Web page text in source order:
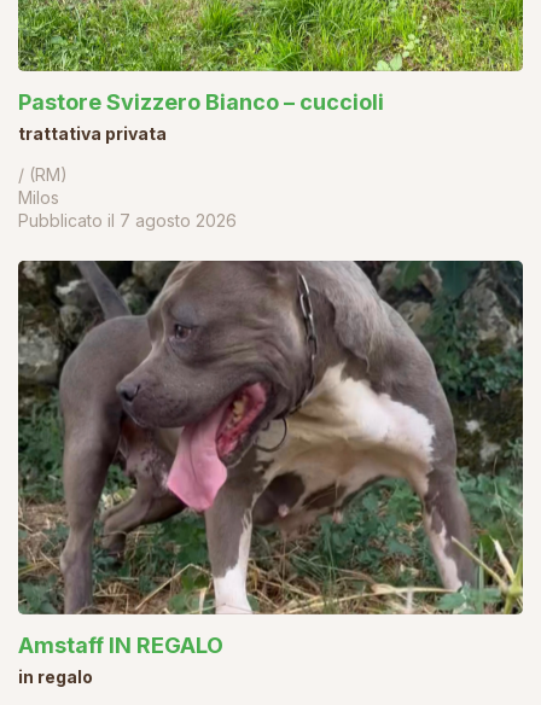
Pastore Svizzero Bianco – cuccioli
trattativa privata
/ (RM)
Milos
Pubblicato il 7 agosto 2026
Amstaff IN REGALO
in regalo